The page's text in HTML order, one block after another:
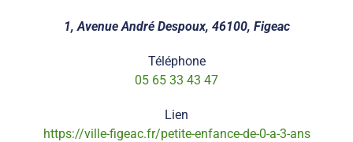
1, Avenue André Despoux, 46100, Figeac
Téléphone
05 65 33 43 47
Lien
https://ville-figeac.fr/petite-enfance-de-0-a-3-ans